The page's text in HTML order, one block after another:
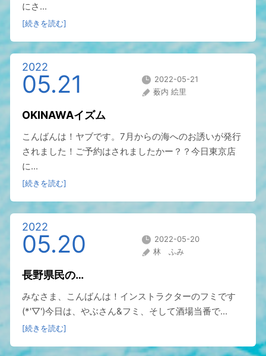
にさ...
[続きを読む]
2022
05.21
2022-05-21
薮内 絵里
OKINAWAイズム
こんばんは！ヤブです。7月からの海へのお誘いが発行
されました！ご予約はされましたかー？？今日東京店
に...
[続きを読む]
2022
05.20
2022-05-20
林 ふみ
長野県民の…
みなさま、こんばんは！インストラクターのフミです
(*'▽')今日は、やぶさん&フミ、そして酒場当番で...
[続きを読む]